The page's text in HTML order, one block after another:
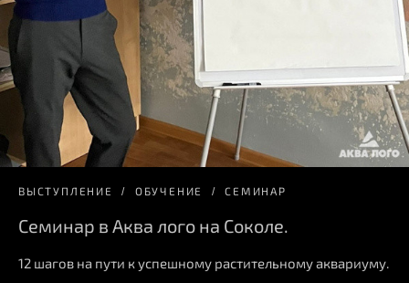
ВЫСТУПЛЕНИЕ ОБУЧЕНИЕ СЕМИНАР
Семинар в Аква лого на Соколе.
12 шагов на пути к успешному растительному аквариуму.